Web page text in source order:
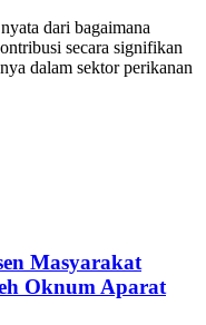
dari bagaimana
secara signifikan
dalam sektor perikanan
Masyarakat
Oknum Aparat